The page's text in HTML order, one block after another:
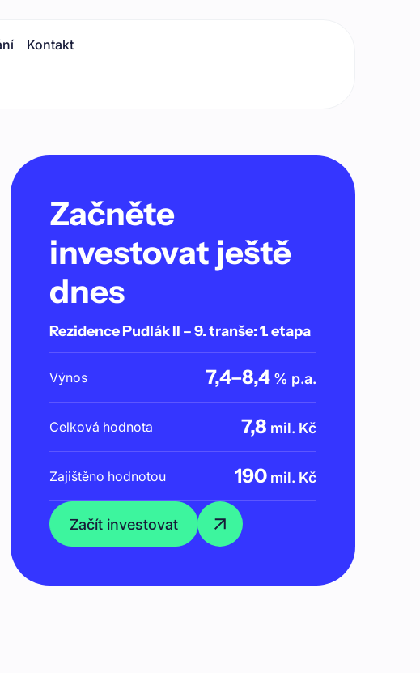
Kontakt
Začněte
investovat ještě
dnes
Rezidence Pudlák II – 9. tranše: 1. etapa
Výnos 7,4–8,4 % p.a.
Celková hodnota 7,8 mil. Kč
Zajištěno hodnotou 190 mil. Kč
Začít investovat